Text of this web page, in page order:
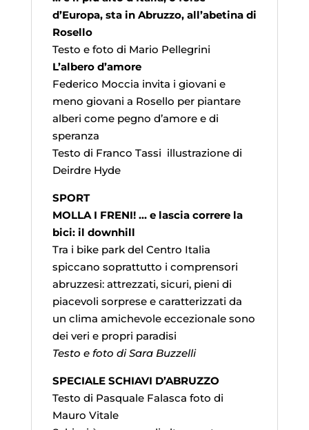
d’Europa, sta in Abruzzo, all’abetina di
Rosello
Testo e foto di Mario Pellegrini
L’albero d’amore
Federico Moccia invita i giovani e
meno giovani a Rosello per piantare
alberi come pegno d’amore e di
speranza
Testo di Franco Tassi illustrazione di
Deirdre Hyde
SPORT
MOLLA I FRENI! … e lascia correre la
bici: il downhill
Tra i bike park del Centro Italia
spiccano soprattutto i comprensori
abruzzesi: attrezzati, sicuri, pieni di
piacevoli sorprese e caratterizzati da
un clima amichevole eccezionale sono
dei veri e propri paradisi
Testo e foto di Sara Buzzelli
SPECIALE SCHIAVI D’ABRUZZO
Testo di Pasquale Falasca foto di
Mauro Vitale